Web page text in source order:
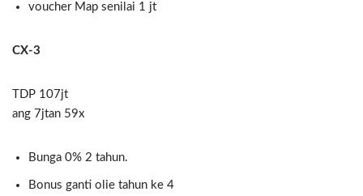
voucher Map senilai 1 jt
CX-3
TDP 107jt
ang 7jtan 59x
Bunga 0% 2 tahun.
Bonus ganti olie tahun ke 4